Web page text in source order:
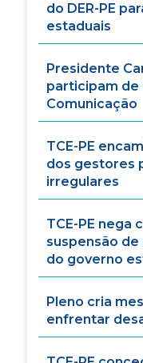
do DER-PE
estaduais
Presidente
participam de
Comunicação
TCE-PE
dos gestores
irregulares
TCE-PE nega
suspensão
do governo
Pleno cria
enfrentar